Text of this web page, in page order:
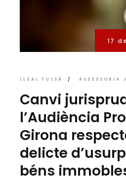
17
LLEAL TULSÀ ASSESSORIA
Canvi
l’Audiència
Girona
delicte
béns